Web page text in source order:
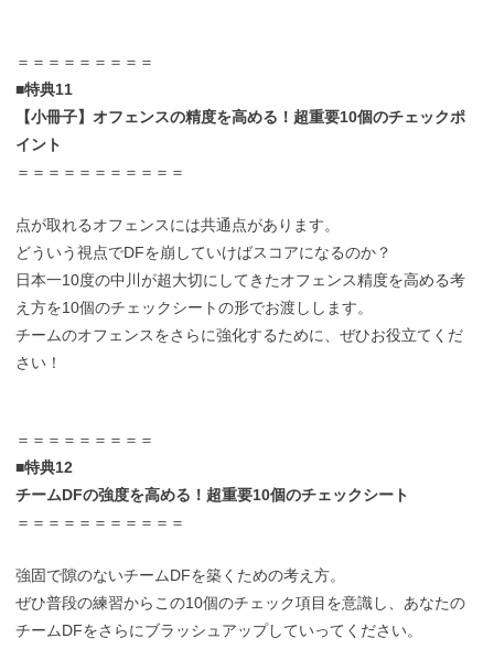
＝＝＝＝＝＝＝＝＝
■特典11
【小冊子】オフェンスの精度を高める！超重要10個のチェックポ
イント
＝＝＝＝＝＝＝＝＝＝＝
点が取れるオフェンスには共通点があります。
どういう視点でDFを崩していけばスコアになるのか？
日本一10度の中川が超大切にしてきたオフェンス精度を高める考
え方を10個のチェックシートの形でお渡しします。
チームのオフェンスをさらに強化するために、ぜひお役立てくだ
さい！
＝＝＝＝＝＝＝＝＝
■特典12
チームDFの強度を高める！超重要10個のチェックシート
＝＝＝＝＝＝＝＝＝＝＝
強固で隙のないチームDFを築くための考え方。
ぜひ普段の練習からこの10個のチェック項目を意識し、あなたの
チームDFをさらにブラッシュアップしていってください。